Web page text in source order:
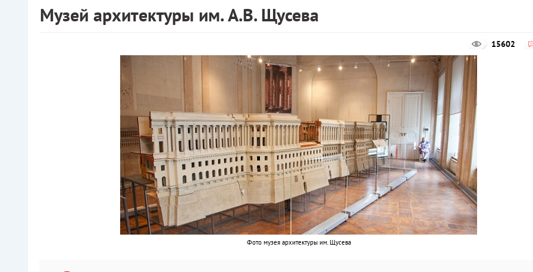
Музей архитектуры им. А.В. Щусева
15602
Фото музея архитектуры им. Щусева